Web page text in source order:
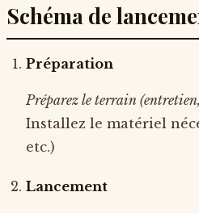
Schéma de
Préparation
Préparez le terrain
Installez le matériel
etc.)
Lancement